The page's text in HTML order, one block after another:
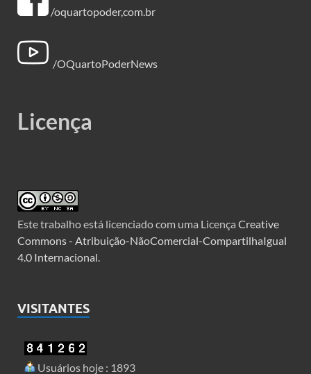
/oquartopoder,com.br
/OQuartoPoderNews
Licença
Este trabalho está licenciado com uma Licença Creative
Commons - Atribuição-NãoComercial-CompartilhaIgual
4.0 Internacional
VISITANTES
Usuários hoje : 1893